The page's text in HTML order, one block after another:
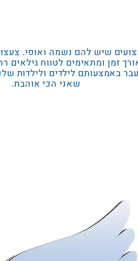
שיש להם נשמה ואופי.
זמן ומתאימים לטווח גילאים
באמצעותם לילדים ולילדות
שאני הכי אוהבת.